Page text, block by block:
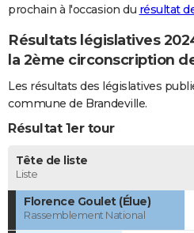
prochain à l'occasion du résultat
Résultats législatives
la 2ème circonscription
Les résultats des législatives
commune de Brandeville.
Résultat 1er tour
Tête de liste
Liste
Florence Goulet (Élue)
Rassemblement National